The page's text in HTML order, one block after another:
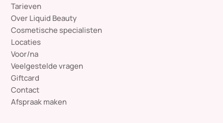
Tarieven
Over Liquid Beauty
Cosmetische specialisten
Locaties
Voor/na
Veelgestelde vragen
Giftcard
Contact
Afspraak maken